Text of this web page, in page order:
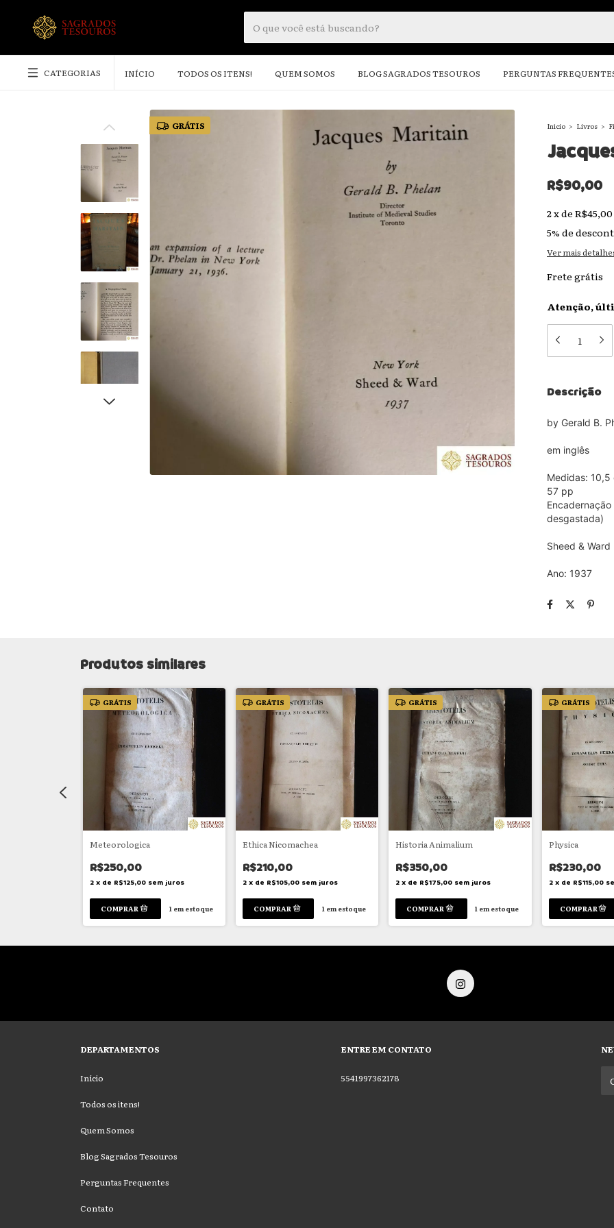
CATEGORIAS INÍCIO TODOS OS ITENS! QUEM SOMOS BLOG SAGRADOS TESOUROS PERGUNTAS
GRÁTIS Início > Livros >
R$90,00
2xde R$45,00
5% de
Ver mais
Frete grátis
Atenção,
Descrição
by Gerald B.
em inglês
Medidas: 10,5
57 pp
desgastada)
Sheed & Ward
Ano: 1937
Produtos similares
GRÁTIS
Meteorologica
R$250,00
2 x de R$125,00 sem juros
1em estoque
GRÁTIS
Ethica Nicomachea
R$210,00
2 x de R$105,00 sem juros
1em estoque
GRÁTIS
Historia Animalium
R$350,00
2 x de R$175,00 sem juros
1 em estoque
GRÁTIS
Physica
R$230,00
2 x de R$115,00
DEPARTAMENTOS
Início
Todos os itens!
Quem Somos
Blog Sagrados Tesouros
Perguntas Frequentes
Contato
ENTRE EM CONTATO
5541997362178